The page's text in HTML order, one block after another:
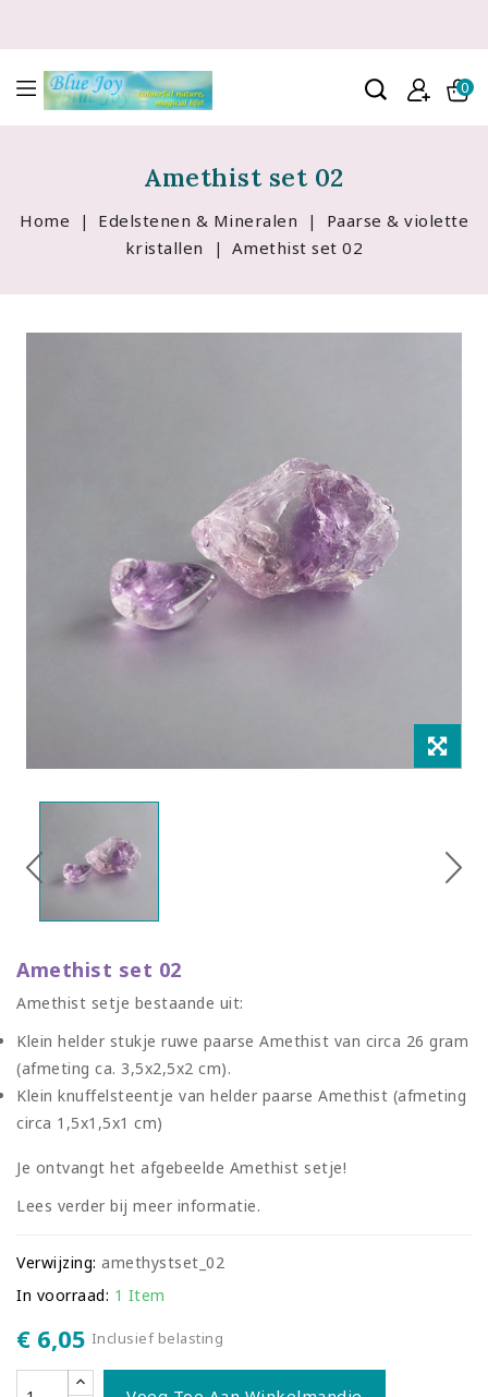
0
Amethist set 02
Home Edelstenen & Mineralen
Paarse & violette
kristallen
Amethist set 02
Amethist set 02
Amethist setje bestaande uit:
Klein helder stukje ruwe paarse Amethist van circa 26 gram
(afmeting ca. 3,5x2,5x2 cm).
Klein knuffelsteentje van helder paarse Amethist (afmeting
circa 1,5x1,5x1 cm)
Je ontvangt het afgebeelde Amethist setje!
Lees verder bij meer informatie.
Verwijzing: amethystset_02
In voorraad: 1 Item
€ 6,05 Inclusief belasting